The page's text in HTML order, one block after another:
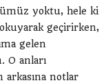
yoktu, hele ki
geçirirken,
gelen
O anları
arkasına notlar